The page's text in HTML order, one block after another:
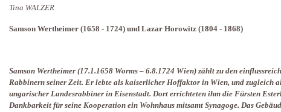
Tina WALZER
Samson Wertheimer (1658 - 1724) und Lazar Horowitz (1804 - 1868)
Samson Wertheimer (17.1.1658 Worms – 6.8.1724 Wien) zählt zu den
Rabbinern seiner Zeit. Er lebte als kaiserlicher Hoffaktor in Wien, und zugleich
ungarischer Landesrabbiner in Eisenstadt. Dort errichteten ihm die Fürsten
Dankbarkeit für seine Kooperation ein Wohnhaus mitsamt Synagoge. Das